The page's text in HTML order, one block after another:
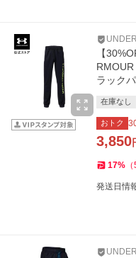
【
ラック
在庫なし
おトク
3,850
17% （
発送日情